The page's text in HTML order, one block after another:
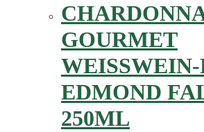
GOURMET
WEISSWEIN-
DMOND
50ML